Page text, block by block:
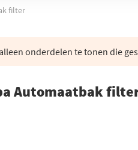
filter
onderdelen te tonen die
Automaatbak